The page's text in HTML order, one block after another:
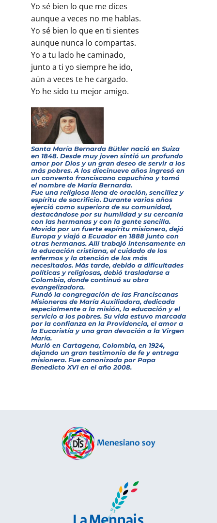
Yo sé bien lo que me dices
aunque a veces no me hablas.
Yo sé bien lo que en ti sientes
aunque nunca lo compartas.
Yo a tu lado he caminado,
junto a ti yo siempre he ido,
aún a veces te he cargado.
Yo he sido tu mejor amigo.
Santa María Bernarda Bütler nació en Suiza
en 1848. Desde muy joven sintió un profundo
amor por Dios y un gran deseo de servir a los
más pobres. A los diecinueve años ingresó en
un convento franciscano capuchino y tomó
el nombre de María Bernarda.
Fue una religiosa llena de oración, sencillez y
espíritu de sacrificio. Durante varios años
ejerció como superiora de su comunidad,
destacándose por su humildad y su cercanía
con las hermanas y con la gente sencilla.
Movida por un fuerte espíritu misionero, dejó
Europa y viajó a Ecuador en 1888 junto con
otras hermanas. Allí trabajó intensamente en
la educación cristiana, el cuidado de los
enfermos y la atención de los más
necesitados. Más tarde, debido a dificultades
políticas y religiosas, debió trasladarse a
Colombia, donde continuó su obra
evangelizadora.
Fundó la congregación de las Franciscanas
Misioneras de María Auxiliadora, dedicada
especialmente a la misión, la educación y el
servicio a los pobres. Su vida estuvo marcada
por la confianza en la Providencia, el amor a
la Eucaristía y una gran devoción a la Virgen
María.
Murió en Cartagena, Colombia, en 1924,
dejando un gran testimonio de fe y entrega
misionera. Fue canonizada por Papa
Benedicto XVI en el año 2008.